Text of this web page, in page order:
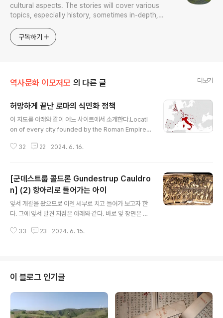
cultural aspects. The stories will cover various
topics, especially history, sometimes in-depth,
approach will be to resist any common sense or
generalized viewpoint
구독하기
역사문화 이모저모 의 다른 글 더보기
허망하게 끝난 로마의 식민화 정책
이 지도를 아래와 같이 어느 사이트에서 소개한다.Locati
on of every city founded by the Roman Empire,
로마가 건설한 도시들이란다.유의할 점은 그것이 포섭한
민도시들을 접수한 것이다.저 식민도시가 집중 포진하는
지점을 보면 저 식민도시들을 통해 로마기 기획한 음모가
한 눈에 드러난다.영원할 것 같은 로마의 지배도 순식간에
무너지고 비잔틴 동로마로 쪼그라들고 말았다.이태리는 그
계속된 사실이 믿기는가?다른 지역들 역시 모조리 독립했
32 22 2024. 6. 16.
[군데스트룹 콜드론 Gundestrup Cauldro
n] (2) 항아리로 들어가는 아이
앞서 개괄을 봤으므로 이젠 세부로 치고 들어가 보고자 한
다. 그에 앞서 발견 지점은 아래와 같다. 바로 앞 장면은 이
다. 아래로는 켈트족임이 분명해 보이는데 개중에서도 보
는 꼭대기에 멧돼지 한 마리가 앉은 헬멧을 쓴 전사 1명과
다시 그 뒤로 이상한 장대 비스무리한 것들을 각기 든 세 명
이 보이는데 이를 카르닉스 선수들 carnyx players이라
는 해설이 보인다. 그 보병렬 위 상단은 가는 방향이 정반대
라, 기마 전사 또는 족장이라 생각되는 사람들이 오른쪽 방
33 23 2024. 6. 15.
이 블로그 인기글